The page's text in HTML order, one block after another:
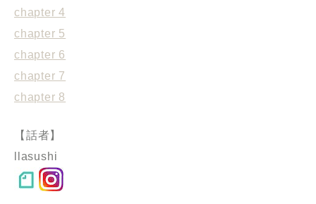
chapter 4
chapter 5
chapter 6
chapter 7
chapter 8
【話者】
llasushi